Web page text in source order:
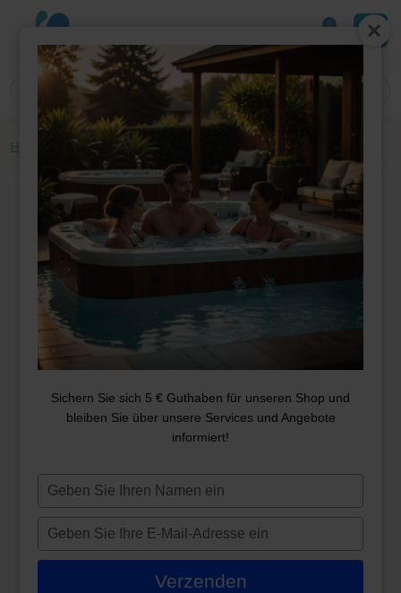
0
Home Whirlpool-Teile Umschlag 200*164
UMSCHLAG 200*164
694,98€
Auf Lager
Sichern Sie sich 5 € Guthaben für unseren Shop und
bleiben Sie über unsere Services und Angebote
informiert!
Typ
naam
Typ
e-
Verzenden